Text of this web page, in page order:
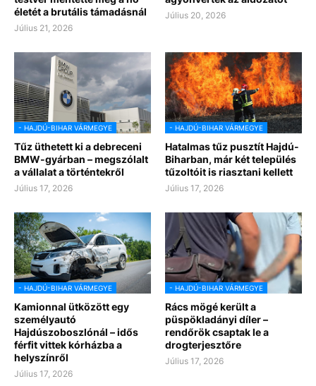
életét a brutális támadásnál
Július 21, 2026
Július 20, 2026
- HAJDÚ-BIHAR VÁRMEGYE
Tűz üthetett ki a debreceni
BMW-gyárban – megszólalt
a vállalat a történtekről
Július 17, 2026
- HAJDÚ-BIHAR VÁRMEGYE
Hatalmas tűz pusztít Hajdú-
Biharban, már két település
tűzoltóit is riasztani kellett
Július 17, 2026
- HAJDÚ-BIHAR VÁRMEGYE
Kamionnal ütközött egy
személyautó
Hajdúszoboszlónál – idős
férfit vittek kórházba a
helyszínről
Július 17, 2026
- HAJDÚ-BIHAR VÁRMEGYE
Rács mögé került a
püspökladányi díler –
rendőrök csaptak le a
drogterjesztőre
Július 17, 2026